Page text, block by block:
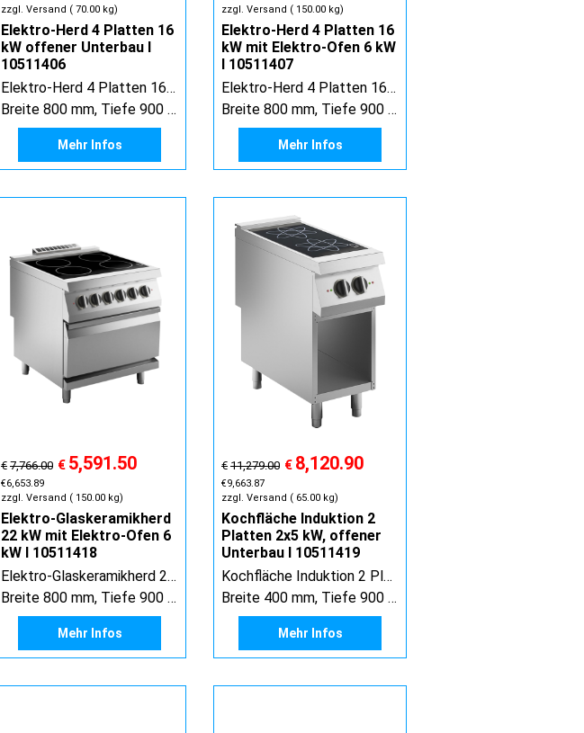
zzgl. Versand
70.00 kg
Elektro-Herd 4 Platten 16
kW offener Unterbau I
10511406
Elektro-Herd 4 Platten 16 kW offener Unterbau
Breite 800 mm, Tiefe 900 mm, Höhe 900 mm
Mehr Infos
zzgl. Versand
150.00 kg
Elektro-Herd 4 Platten 16
kW mit Elektro-Ofen 6 kW
I 10511407
Elektro-Herd 4 Platten 16 kW mit Elektro-Ofen 6 kW
Breite 800 mm, Tiefe 900 mm, Höhe 900 mm
Mehr Infos
€ 7,766.00 € 5,591.50
€6,653.89
zzgl. Versand
150.00 kg
Elektro-Glaskeramikherd
22 kW mit Elektro-Ofen 6
kW I 10511418
Elektro-Glaskeramikherd 22 kW mit Elektro-Ofen 6 kW
Breite 800 mm, Tiefe 900 mm, Höhe 900 mm
Mehr Infos
€ 11,279.00 € 8,120.90
€9,663.87
zzgl. Versand
65.00 kg
Kochfläche Induktion 2
Platten 2x5 kW, offener
Unterbau I 10511419
Kochfläche Induktion 2 Platten 2 x 5 kW, offener Unterbau
Breite 400 mm, Tiefe 900 mm, Höhe 900 mm
Mehr Infos